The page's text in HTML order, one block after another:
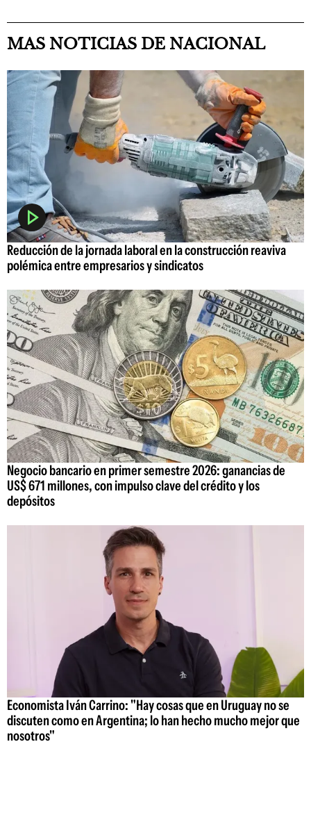
MAS NOTICIAS DE NACIONAL
Reducción de la jornada laboral en la construcción reaviva
polémica entre empresarios y sindicatos
Negocio bancario en primer semestre 2026: ganancias de
US$ 671 millones, con impulso clave del crédito y los
depósitos
Economista Iván Carrino: "Hay cosas que en Uruguay no se
discuten como en Argentina; lo han hecho mucho mejor que
nosotros"